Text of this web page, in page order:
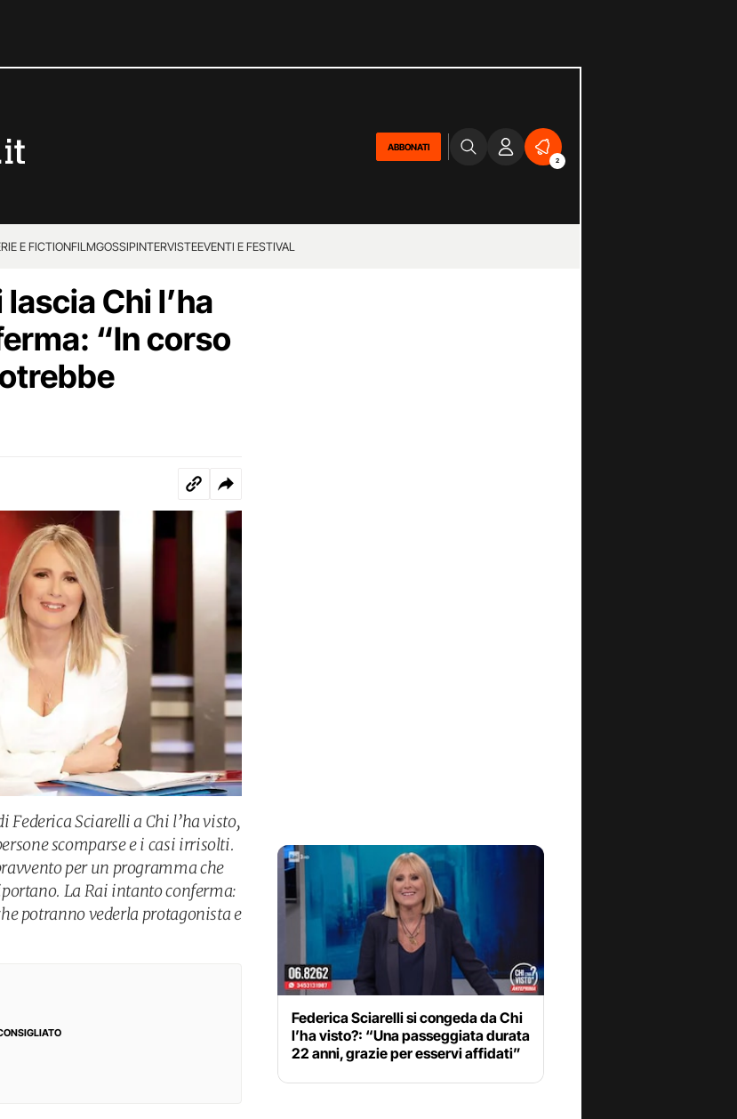
ABBONATI
2
E FICTIONFILMGOSSIPINTERVISTEEVENTI E FESTIVAL
Chi l’ha
“In corso
Sciarelli a Chi l’ha visto,
scomparse e i casi irrisolti.
per un programma che
La Rai intanto conferma:
potranno vederla protagonista e
Federica Sciarelli si congeda da Chi
l’ha visto?: “Una passeggiata durata
22 anni, grazie per esservi affidati”